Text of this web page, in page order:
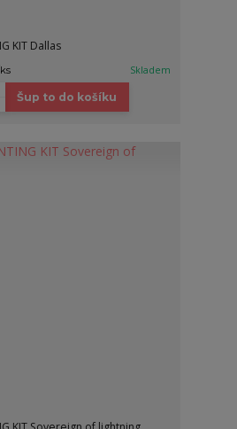
KIT Dallas
ks Skladem
Šup to do košíku